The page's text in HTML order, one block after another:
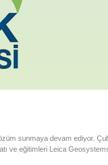
sunmaya devam ediyor.
ve eğitimleri Leica
Maden Ocağı
bu gururda sizin payınız